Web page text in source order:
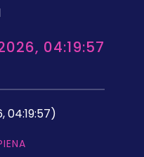
04:19:57
04:19:57)